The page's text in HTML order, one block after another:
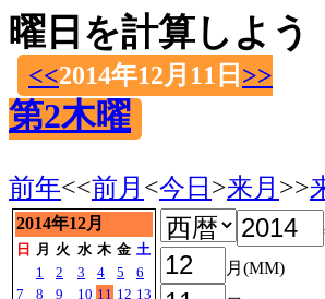
曜日を計算しよう
<<2014年12月11日 >>
第2木曜
前年<<前月 <今日 >来月 >>
2014年12月
日 月 火 水 木 金 土
1
2 3 4 5
6
7
8 9 10 11 12 13
月(MM)